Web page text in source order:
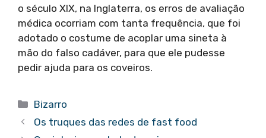
o século XIX, na Inglaterra, os erros de avaliação
médica ocorriam com tanta frequência, que foi
adotado o costume de acoplar uma sineta à
mão do falso cadáver, para que ele pudesse
pedir ajuda para os coveiros.
Categorias
Bizarro
Os truques das redes de fast food